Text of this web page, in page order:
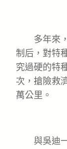
多年來，
制后，對特
究過硬的特
次，搶險救
萬公里。
與吳迪一